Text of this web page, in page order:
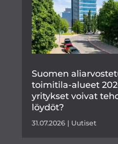
Suomen
toimitila-alueet
yritykset voivat
löydöt?
31.07.2026| Uutiset